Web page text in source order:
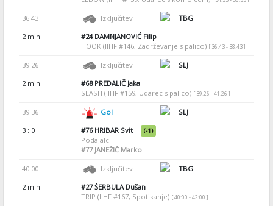
36:43 Izključitev
TBG
2 min
#24DAMNJANOVIĆ Filip
HOOK (IIHF #146, Zadrževanje s palico) [ 36:43 - 38:43 ]
39:26 Izključitev
SLJ
2 min
#68PREDALIČ Jaka
SLASH (IIHF #159, Udarec s palico) [ 39:26 - 41:26 ]
39:36 Gol
SLJ
3 : 0
#76HRIBAR Svit (-1)
Podajalci:
#77JANEŽIČ Marko
40:00 Izključitev
TBG
2 min
#27ŠERBULA Dušan
TRIP (IIHF #167, Spotikanje) [ 40:00 - 42:00 ]